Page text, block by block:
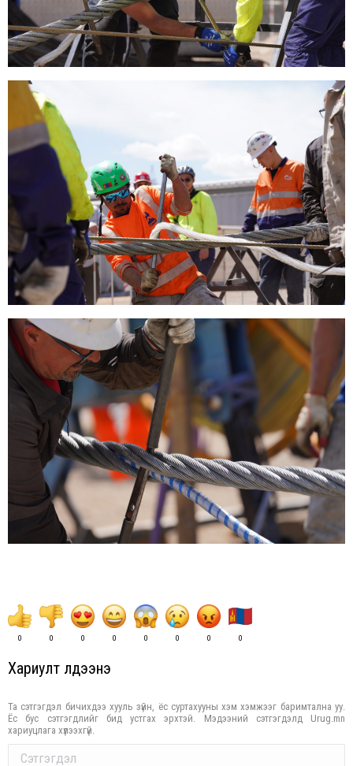
0 0 0 0 0 0 0 0
Хариулт үлдээнэ үү
Та сэтгэгдэл бичихдээ хууль зүйн, ёс суртахууны хэм хэмжээг баримтална уу.
Ёс бус сэтгэгдлийг бид устгах эрхтэй. Мэдээний сэтгэгдэлд Urug.mn
хариуцлага хүлээхгүй.
Comment